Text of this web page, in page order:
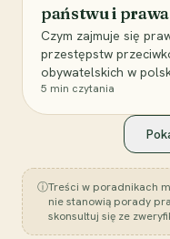
państwu i
Czym zajmuje się
przestępstw
obywatelskich w
5 min czytania
ⓘTreści w poradnikach
nie stanowią porady
skonsultuj się ze